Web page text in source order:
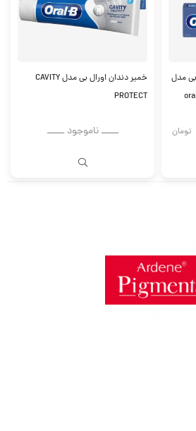
مدل
تومان
خمیر دندان اورال بی مدل CAVITY
PROTECT
ــــــ ناموجود ــــــ